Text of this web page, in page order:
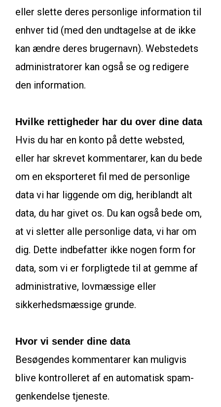
eller slette deres personlige information til
enhver tid (med den undtagelse at de ikke
kan ændre deres brugernavn). Webstedets
administratorer kan også se og redigere
den information.
Hvilke rettigheder har du over dine data
Hvis du har en konto på dette websted,
eller har skrevet kommentarer, kan du bede
om en eksporteret fil med de personlige
data vi har liggende om dig, heriblandt alt
data, du har givet os. Du kan også bede om,
at vi sletter alle personlige data, vi har om
dig. Dette indbefatter ikke nogen form for
data, som vi er forpligtede til at gemme af
administrative, lovmæssige eller
sikkerhedsmæssige grunde.
Hvor vi sender dine data
Besøgendes kommentarer kan muligvis
blive kontrolleret af en automatisk spam-
genkendelse tjeneste.